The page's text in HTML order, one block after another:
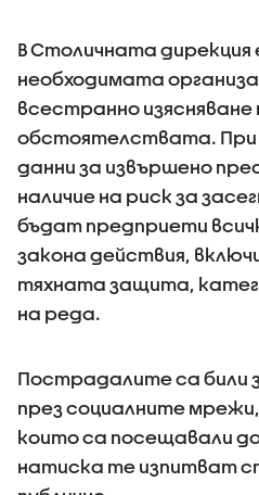
В Столичната дирекция
необходимата
всестранно
обстоятелствата. При
данни за извършено
наличие на риск за
бъдат предприети
закона действия,
тяхната защита,
на реда.
Пострадалите са били
през социалните
които са посещавали
натиска те изпитват